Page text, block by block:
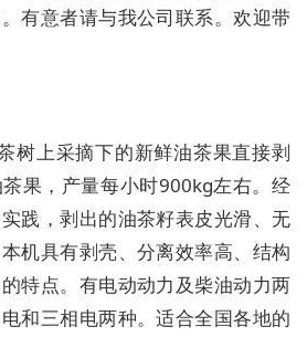
有意者请与我公司联系。欢迎带
树上采摘下的新鲜油茶果直接剥
果，产量每小时900kg左右。经
践，剥出的油茶籽表皮光滑、无
机具有剥壳、分离效率高、结构
特点。有电动动力及柴油动力两
和三相电两种。适合全国各地的